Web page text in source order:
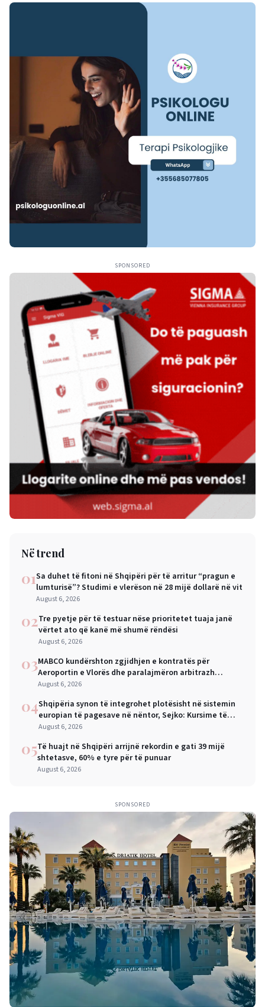
SPONSORED
Në trend
01Sa duhet të fitoni në Shqipëri për të arritur “pragun e
lumturisë”? Studimi e vlerëson në 28 mijë dollarë në vit
August 6, 2026
02Tre pyetje për të testuar nëse prioritetet tuaja janë
vërtet ato që kanë më shumë rëndësi
August 6, 2026
03MABCO kundërshton zgjidhjen e kontratës për
Aeroportin e Vlorës dhe paralajmëron arbitrazh
ndërkombëtar
August 6, 2026
04Shqipëria synon të integrohet plotësisht në sistemin
europian të pagesave në nëntor, Sejko: Kursime të
mëdha për qytetarët dhe bizneset
August 6, 2026
05Të huajt në Shqipëri arrijnë rekordin e gati 39 mijë
shtetasve, 60% e tyre për të punuar
August 6, 2026
SPONSORED